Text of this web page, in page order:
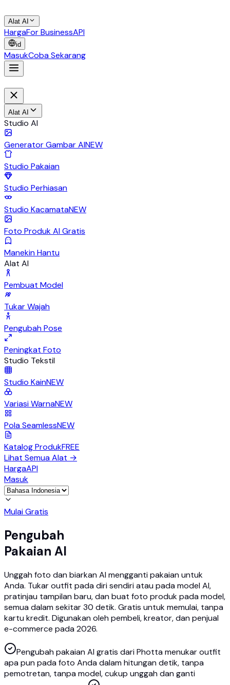
Alat AI
HargaFor BusinessAPI
id
MasukCoba Sekarang
Alat AI
Studio AI
Generator Gambar AINEW
Studio Pakaian
Studio Perhiasan
Studio KacamataNEW
Foto Produk AI Gratis
Manekin Hantu
Alat AI
Pembuat Model
Tukar Wajah
Pengubah Pose
Peningkat Foto
Studio Tekstil
Studio KainNEW
Variasi WarnaNEW
Pola SeamlessNEW
Katalog ProdukFREE
Lihat Semua Alat →
HargaAPI
Masuk
Mulai Gratis
Pengubah
Pakaian AI
Unggah foto dan biarkan AI mengganti pakaian untuk
Anda. Tukar outfit pada diri sendiri atau pada model AI,
pratinjau tampilan baru, dan buat foto produk pada model,
semua dalam sekitar 30 detik. Gratis untuk memulai, tanpa
kartu kredit. Digunakan oleh pembeli, kreator, dan penjual
e-commerce pada 2026.
Pengubah pakaian AI gratis dari Photta menukar outfit
apa pun pada foto Anda dalam hitungan detik, tanpa
pemotretan, tanpa model, cukup unggah dan ganti